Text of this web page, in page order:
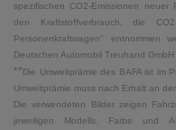
spezifischen CO2-Emissionen
den Kraftstoffverbrauch, die
Personenkraftwagen"
Deutschen Automobil Treuhand
**Die Umweltprämie des BAFA ist im
Umweltprämie muss nach Erhalt an
Die verwendeten Bilder zeigen
jeweiligen Modells. Farbe und